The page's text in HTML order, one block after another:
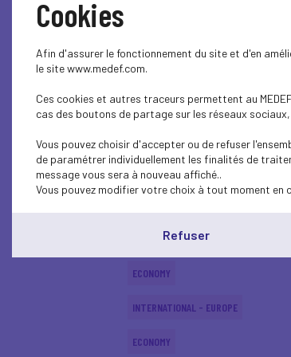
INTERNATIONAL - EUROPE
ECONOMY
ECONOMY
ECONOMY
ECONOMY
INTERNATIONAL - EUROPE
ECONOMY
Cookies
Afin d'assurer le fonctionnement du site et d'en
le site www.medef.com.
Ces cookies et autres traceurs permettent au
cas des boutons de partage sur les réseaux
Vous pouvez choisir d'accepter ou de refuser
de paramétrer individuellement les finalités de
message vous sera à nouveau affiché..
Vous pouvez modifier votre choix à tout moment en
Refuser